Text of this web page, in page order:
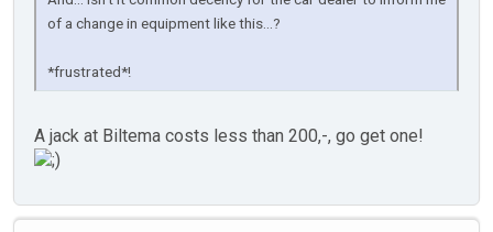
of a change in equipment like this...?
*frustrated*!
A jack at Biltema costs less than 200,-, go get one!